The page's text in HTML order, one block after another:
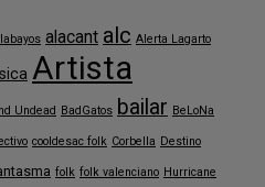
alacant alc Alerta Lagarto
Artista
Undead BadGatos bailar BeLoNa
cooldesac folk Corbella Destino
folk folk valenciano Hurricane